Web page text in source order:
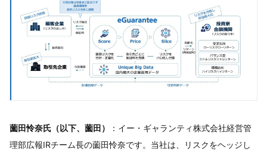
薗田怜奈氏（以下、薗田）
：イー・ギャランティ株式会社経営管
理部広報IRチーム長の薗田怜奈です。当社は、リスクをヘッジし